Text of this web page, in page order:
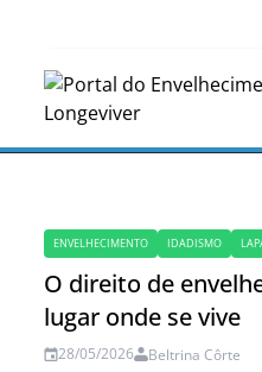
ENVELHECIMENTO IDADISMO
O direito de
lugar onde se vive
28/05/2026 Beltrina Côrte